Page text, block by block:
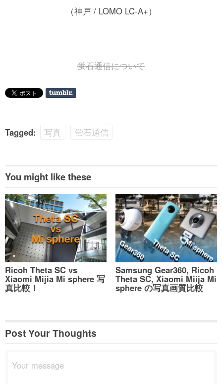
（神戸 / LOMO LC-A+）
蛍石通信について
Tagged: 写真 蛍石通信
You might like these
Ricoh Theta SC vs
Xiaomi Mijia Mi sphere 写
真比較！
Samsung Gear360, Ricoh
Theta SC, Xiaomi Miija Mi
sphere の写真画質比較
Post Your Thoughts